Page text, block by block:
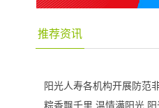
推荐资讯
阳光人寿各机构开展防范
粽香飘千里 温情满阳光